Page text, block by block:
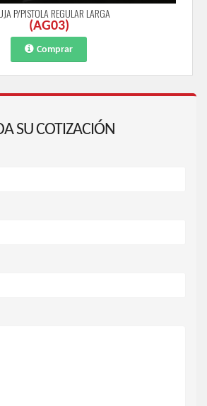
P/PISTOLA REGULAR LARGA
(AG03)
Comprar
SU COTIZACIÓN